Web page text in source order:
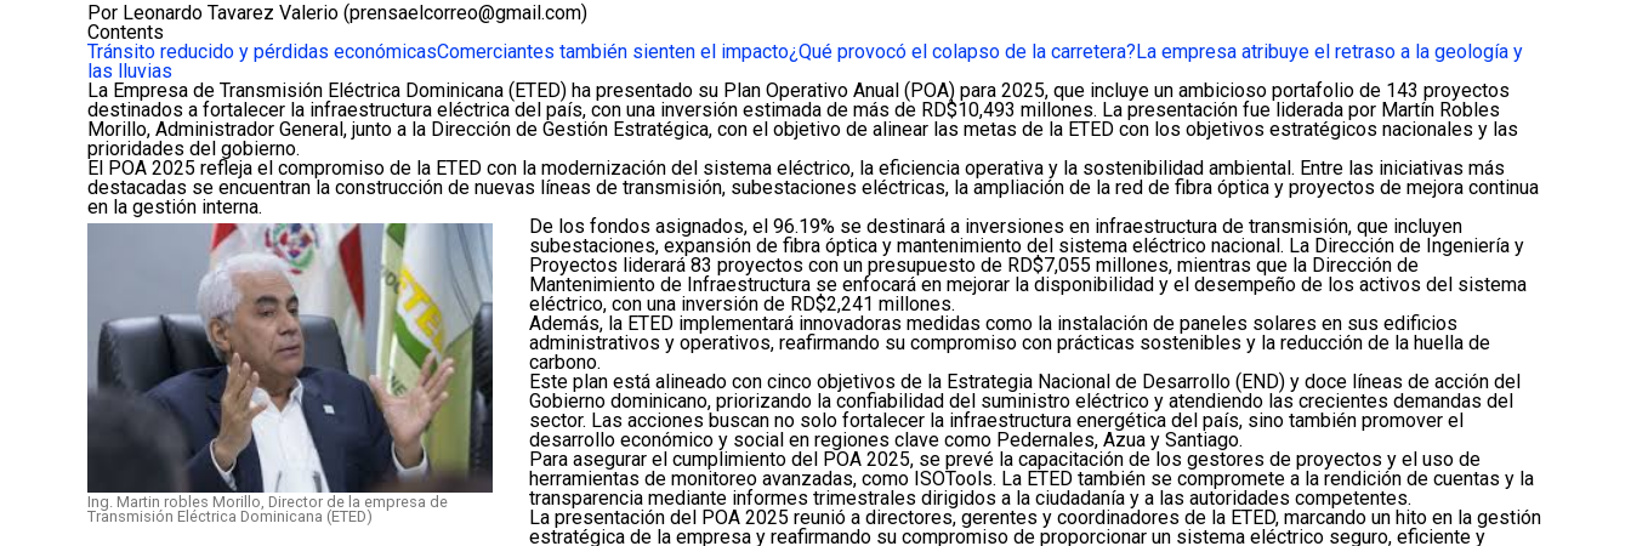
Por Leonardo Tavarez Valerio (prensaelcorreo@gmail.com)
Contents
Tránsito reducido y pérdidas económicasComerciantes también sienten el impacto¿Qué provocó el colapso de la carretera?La empresa atribuye el retraso a la geología y
las lluvias
La Empresa de Transmisión Eléctrica Dominicana (ETED) ha presentado su Plan Operativo Anual (POA) para 2025, que incluye un ambicioso portafolio de 143 proyectos
destinados a fortalecer la infraestructura eléctrica del país, con una inversión estimada de más de RD$10,493 millones. La presentación fue liderada por Martín Robles
Morillo, Administrador General, junto a la Dirección de Gestión Estratégica, con el objetivo de alinear las metas de la ETED con los objetivos estratégicos nacionales y las
prioridades del gobierno.
El POA 2025 refleja el compromiso de la ETED con la modernización del sistema eléctrico, la eficiencia operativa y la sostenibilidad ambiental. Entre las iniciativas más
destacadas se encuentran la construcción de nuevas líneas de transmisión, subestaciones eléctricas, la ampliación de la red de fibra óptica y proyectos de mejora continua
en la gestión interna.
Ing. Martin robles Morillo, Director de la empresa de
Transmisión Eléctrica Dominicana (ETED)
De los fondos asignados, el 96.19% se destinará a inversiones en infraestructura de transmisión, que incluyen
subestaciones, expansión de fibra óptica y mantenimiento del sistema eléctrico nacional. La Dirección de Ingeniería y
Proyectos liderará 83 proyectos con un presupuesto de RD$7,055 millones, mientras que la Dirección de
Mantenimiento de Infraestructura se enfocará en mejorar la disponibilidad y el desempeño de los activos del sistema
eléctrico, con una inversión de RD$2,241 millones.
Además, la ETED implementará innovadoras medidas como la instalación de paneles solares en sus edificios
administrativos y operativos, reafirmando su compromiso con prácticas sostenibles y la reducción de la huella de
carbono.
Este plan está alineado con cinco objetivos de la Estrategia Nacional de Desarrollo (END) y doce líneas de acción del
Gobierno dominicano, priorizando la confiabilidad del suministro eléctrico y atendiendo las crecientes demandas del
sector. Las acciones buscan no solo fortalecer la infraestructura energética del país, sino también promover el
desarrollo económico y social en regiones clave como Pedernales, Azua y Santiago.
Para asegurar el cumplimiento del POA 2025, se prevé la capacitación de los gestores de proyectos y el uso de
herramientas de monitoreo avanzadas, como ISOTools. La ETED también se compromete a la rendición de cuentas y la
transparencia mediante informes trimestrales dirigidos a la ciudadanía y a las autoridades competentes.
La presentación del POA 2025 reunió a directores, gerentes y coordinadores de la ETED, marcando un hito en la gestión
estratégica de la empresa y reafirmando su compromiso de proporcionar un sistema eléctrico seguro, eficiente y